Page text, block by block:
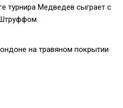
турнира Медведев сыграет с
на травяном покрытии